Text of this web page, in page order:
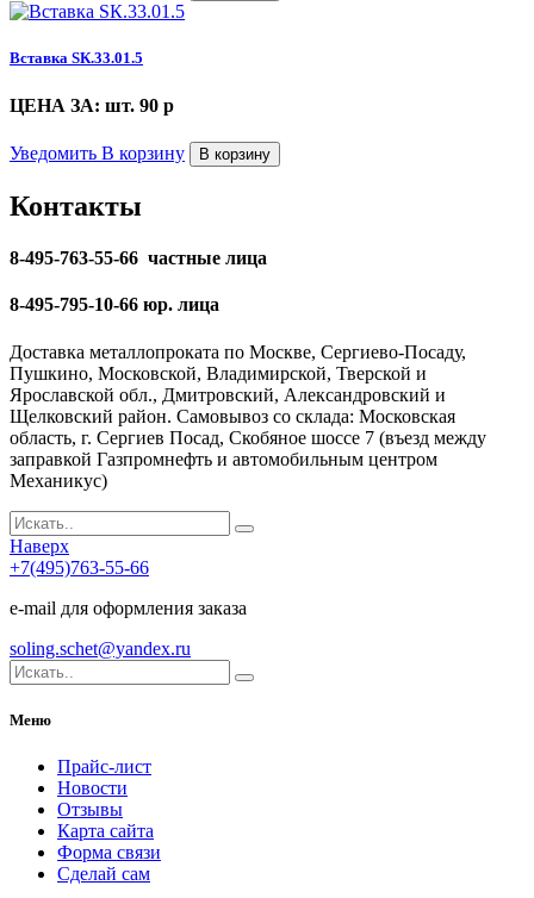
Вставка SК.33.01.5
ЦЕНА ЗА: шт. 90 p
Уведомить В корзину В корзину
Контакты
8-495-763-55-66 частные лица
8-495-795-10-66 юр. лица
Доставка металлопроката по Москве, Сергиево-Посаду,
Пушкино, Московской, Владимирской, Тверской и
Ярославской обл., Дмитровский, Александровский и
Щелковский район. Самовывоз со склада: Московская
область, г. Сергиев Посад, Скобяное шоссе 7 (въезд между
заправкой Газпромнефть и автомобильным центром
Механикус)
Наверх
+7(495)763-55-66
e-mail для оформления заказа
soling.schet@yandex.ru
Меню
Прайс-лист
Новости
Отзывы
Карта сайта
Форма связи
Сделай сам